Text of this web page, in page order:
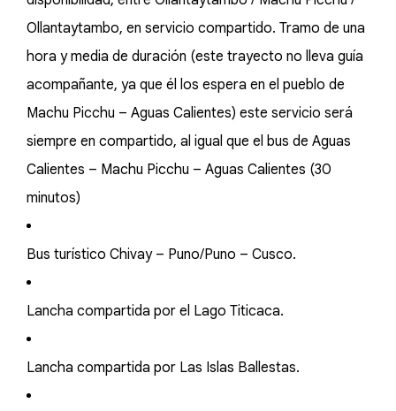
Ollantaytambo, en servicio compartido. Tramo de una
hora y media de duración (este trayecto no lleva guía
acompañante, ya que él los espera en el pueblo de
Machu Picchu – Aguas Calientes) este servicio será
siempre en compartido, al igual que el bus de Aguas
Calientes – Machu Picchu – Aguas Calientes (30
minutos)
Bus turístico Chivay – Puno/Puno – Cusco.
Lancha compartida por el Lago Titicaca.
Lancha compartida por Las Islas Ballestas.